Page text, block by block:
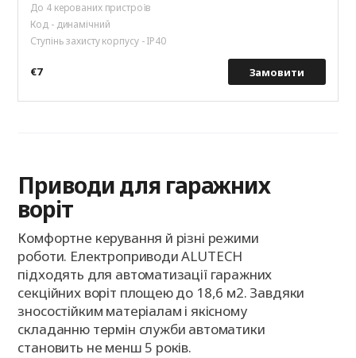
До 4 керованих пристроїв
Код - динамічний
Ступінь захисту корпусу - IP40
€7 Замовити
Приводи для гаражних
воріт
Комфортне керування й різні режими
роботи. Електроприводи ALUTECH
підходять для автоматизації гаражних
секційних воріт площею до 18,6 м2. Завдяки
зносостійким матеріалам і якісному
складанню термін служби автоматики
становить не менш 5 років.